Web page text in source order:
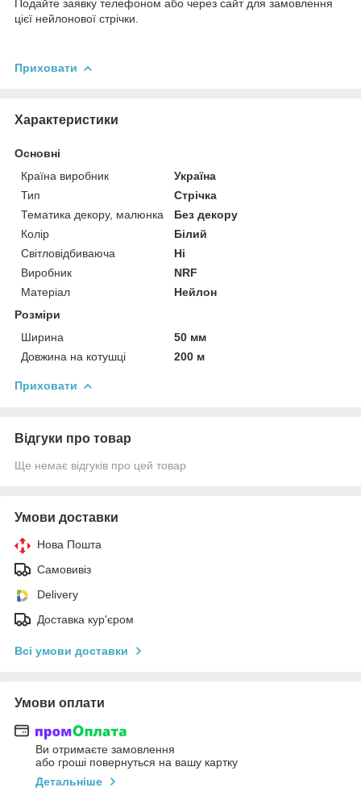
Подайте заявку телефоном або через сайт для замовлення
цієї нейлонової стрічки.
Приховати
Характеристики
Основні
Країна виробник
Україна
Тип
Стрічка
Тематика декору, малюнка
Без декору
Колір
Білий
Світловідбиваюча
Ні
Виробник
NRF
Матеріал
Нейлон
Розміри
Ширина
50 мм
Довжина на котушці
200 м
Приховати
Відгуки про товар
Ще немає відгуків про цей товар
Умови доставки
Нова Пошта
Самовивіз
Delivery
Доставка кур'єром
Всі умови доставки
Умови оплати
Ви отримаєте замовлення
або гроші повернуться на вашу картку
Детальніше